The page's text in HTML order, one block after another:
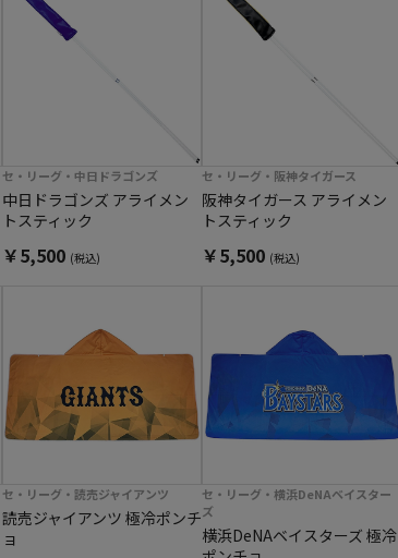
セ・リーグ・中日ドラゴンズ
中日ドラゴンズ アライメン
トスティック
￥5,500 (税込)
セ・リーグ・阪神タイガース
阪神タイガース アライメン
トスティック
￥5,500 (税込)
セ・リーグ・読売ジャイアンツ
読売ジャイアンツ 極冷ポンチ
ョ
セ・リーグ・横浜DeNAベイスター
ズ
横浜DeNAベイスターズ 極冷